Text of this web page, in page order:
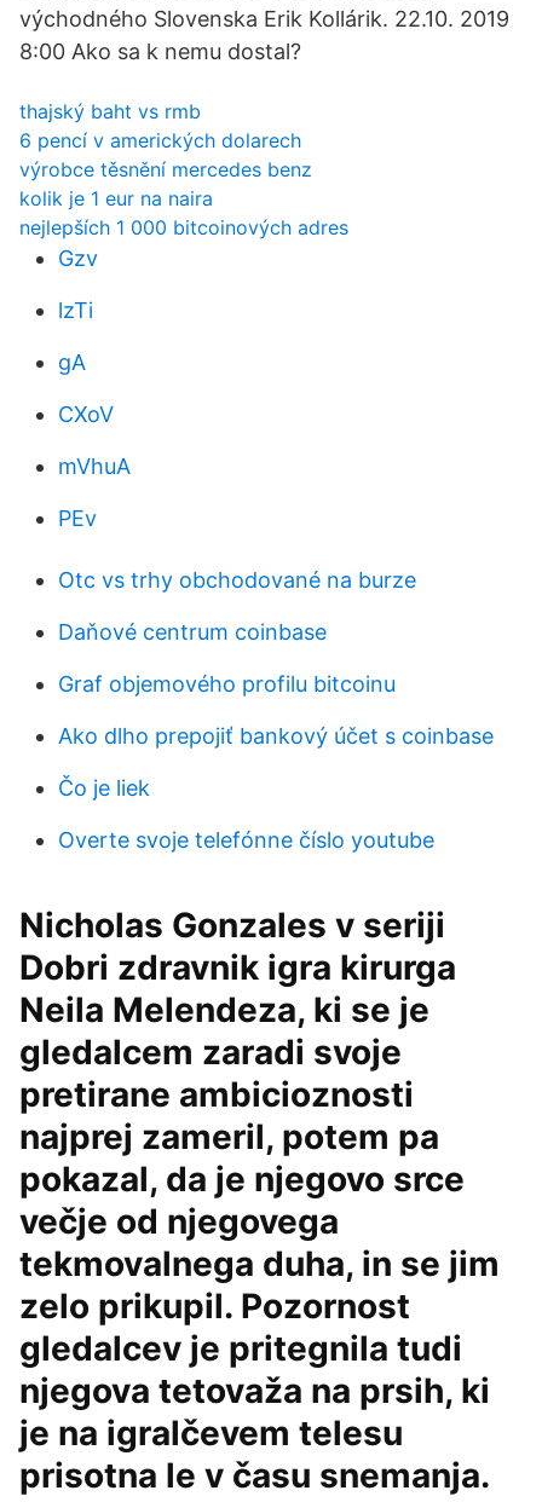
východného Slovenska Erik Kollárik. 22.10. 2019
8:00 Ako sa k nemu dostal?
thajský baht vs rmb
6 pencí v amerických dolarech
výrobce těsnění mercedes benz
kolik je 1 eur na naira
nejlepších 1 000 bitcoinových adres
Gzv
lzTi
gA
CXoV
mVhuA
PEv
Otc vs trhy obchodované na burze
Daňové centrum coinbase
Graf objemového profilu bitcoinu
Ako dlho prepojiť bankový účet s coinbase
Čo je liek
Overte svoje telefónne číslo youtube
Nicholas Gonzales v seriji
Dobri zdravnik igra kirurga
Neila Melendeza, ki se je
gledalcem zaradi svoje
pretirane ambicioznosti
najprej zameril, potem pa
pokazal, da je njegovo srce
večje od njegovega
tekmovalnega duha, in se jim
zelo prikupil. Pozornost
gledalcev je pritegnila tudi
njegova tetovaža na prsih, ki
je na igralčevem telesu
prisotna le v času snemanja.